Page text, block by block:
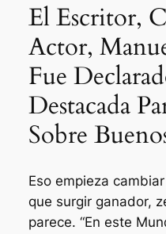
El Escritor,
Actor,
Fue
Destacada
Sobre
Eso empieza
que surgir ganador,
parece. “En este